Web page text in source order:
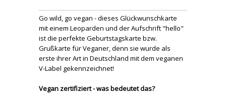
Go wild, go vegan - dieses Glückwunschkarte
mit einem Leoparden und der Aufschrift "hello"
ist die perfekte Geburtstagskarte bzw.
Grußkarte für Veganer, denn sie wurde als
erste ihrer Art in Deutschland mit dem veganen
V-Label gekennzeichnet!
Vegan zertifiziert - was bedeutet das?